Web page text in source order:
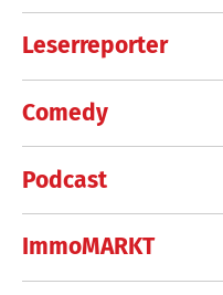
Leserreporter
Comedy
Podcast
ImmoMARKT